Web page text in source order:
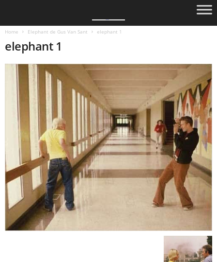
Home Elephant de Gus Van Sant elephant 1
elephant 1